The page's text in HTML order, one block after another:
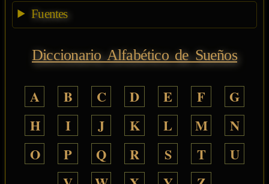
Fuentes
Diccionario Alfabético de Sueños
A B C D E F
G
H
I J K L M
N
O
P Q R S T
U